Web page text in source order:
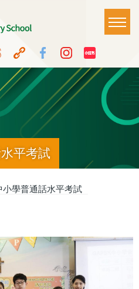
Top
Media
Icon
Button
Language
switcher
Main
平考試
學普通話水平考試